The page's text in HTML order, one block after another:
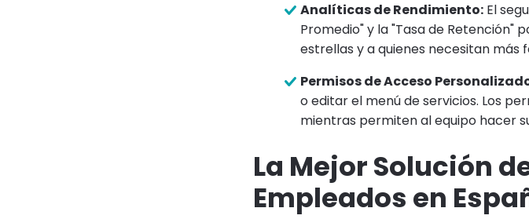
Analíticas de Rendimiento: El
Promedio" y la "Tasa de Retención"
estrellas y a quienes necesitan más
Permisos de Acceso
o editar el menú de servicios. Los
mientras permiten al equipo hacer
La Mejor Solución
Empleados en